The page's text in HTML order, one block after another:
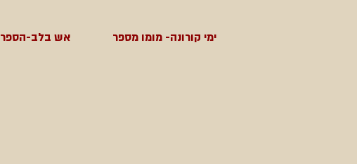
ימי קורונה- מומו מספר אש בלב-הספר